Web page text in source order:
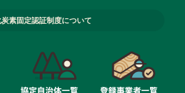
素固定認証制度について